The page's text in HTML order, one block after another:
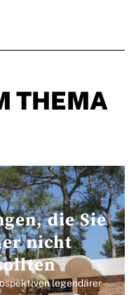
THEMA
die Sie
nicht
legendärer